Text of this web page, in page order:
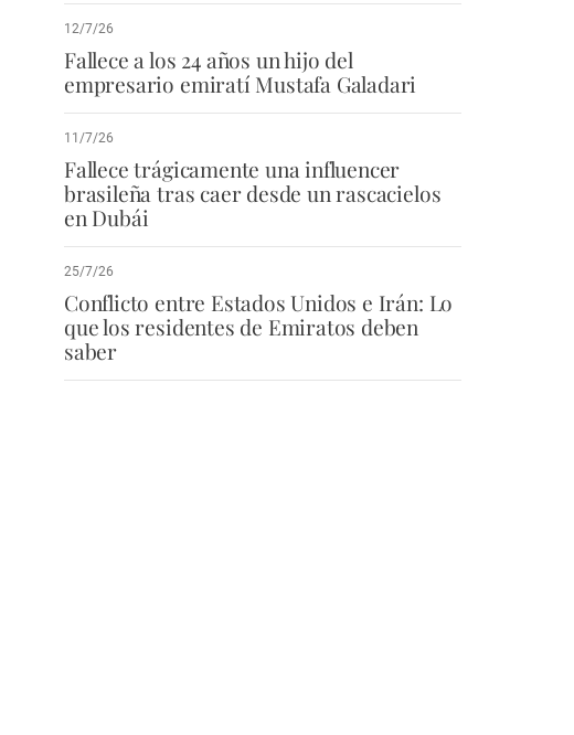
12/7/26
Fallece a los 24 años un hijo del
empresario emiratí Mustafa Galadari
11/7/26
Fallece trágicamente una influencer
brasileña tras caer desde un rascacielos
en Dubái
25/7/26
Conflicto entre Estados Unidos e Irán: Lo
que los residentes de Emiratos deben
saber